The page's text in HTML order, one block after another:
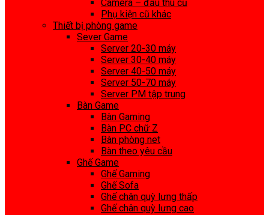
Camera – đầu thu cũ
Phụ kiện cũ khác
Thiết bị phòng game
Sever Game
Server 20-30 máy
Server 30-40 máy
Server 40-50 máy
Server 50-70 máy
Server PM tập trung
Bàn Game
Bàn Gaming
Bàn PC chữ Z
Bàn phòng net
Bàn theo yêu cầu
Ghế Game
Ghế Gaming
Ghế Sofa
Ghế chân quỳ lưng thấp
Ghế chân quỳ lưng cao